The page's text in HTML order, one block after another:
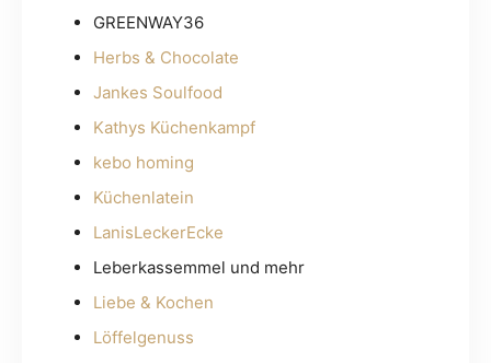
GREENWAY36
Herbs & Chocolate
Jankes Soulfood
Kathys Küchenkampf
kebo homing
Küchenlatein
LanisLeckerEcke
Leberkassemmel und mehr
Liebe & Kochen
Löffelgenuss